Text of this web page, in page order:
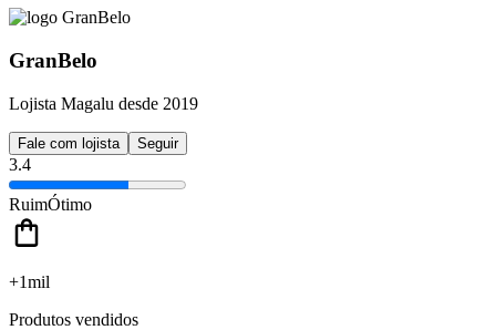
GranBelo
Lojista Magalu desde 2019
Fale com lojista Seguir
3.4
RuimÓtimo
+1mil
Produtos vendidos